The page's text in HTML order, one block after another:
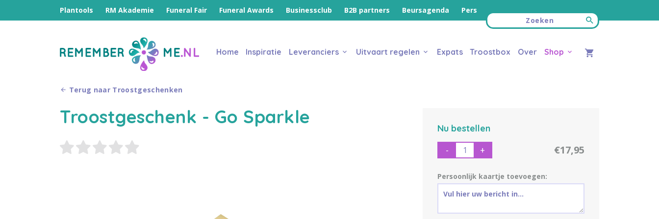
Plantools RM Akademie Funeral Fair Funeral Awards Businessclub B2B partners Beursagenda Pers
Home Inspiratie Leveranciers Uitvaart regelen Expats Troostbox Over Shop
Terug naar Troostgeschenken
Troostgeschenk - Go Sparkle
Nu bestellen
- + €17,95
Persoonlijk kaartje toevoegen: